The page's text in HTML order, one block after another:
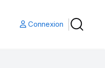
Connexion